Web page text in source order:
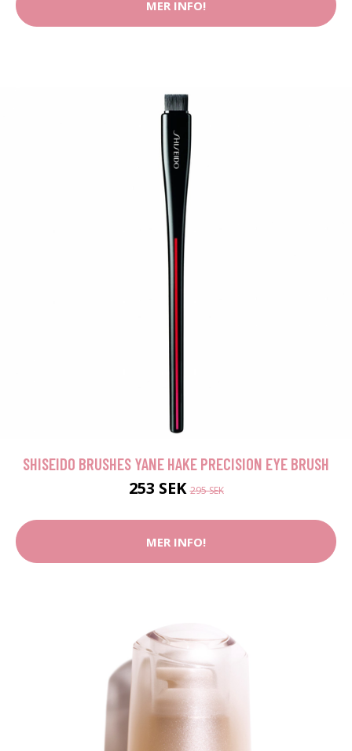
MER INFO!
SHISEIDO BRUSHES YANE HAKE PRECISION EYE BRUSH
253 SEK295 SEK
MER INFO!